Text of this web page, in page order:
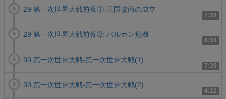
7:28
29 第一次世界大戦前夜①-三国協商の成立
6:18
29 第一次世界大戦前夜②-バルカン危機
7:39
30 第一次世界大戦-第一次世界大戦(1)
4:22
30 第一次世界大戦-第一次世界大戦(2)